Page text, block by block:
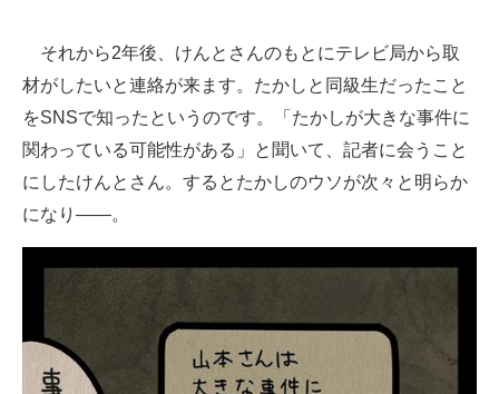
それから2年後、けんとさんのもとにテレビ局から取
材がしたいと連絡が来ます。たかしと同級生だったこと
をSNSで知ったというのです。「たかしが大きな事件に
関わっている可能性がある」と聞いて、記者に会うこと
にしたけんとさん。するとたかしのウソが次々と明らか
になり――。